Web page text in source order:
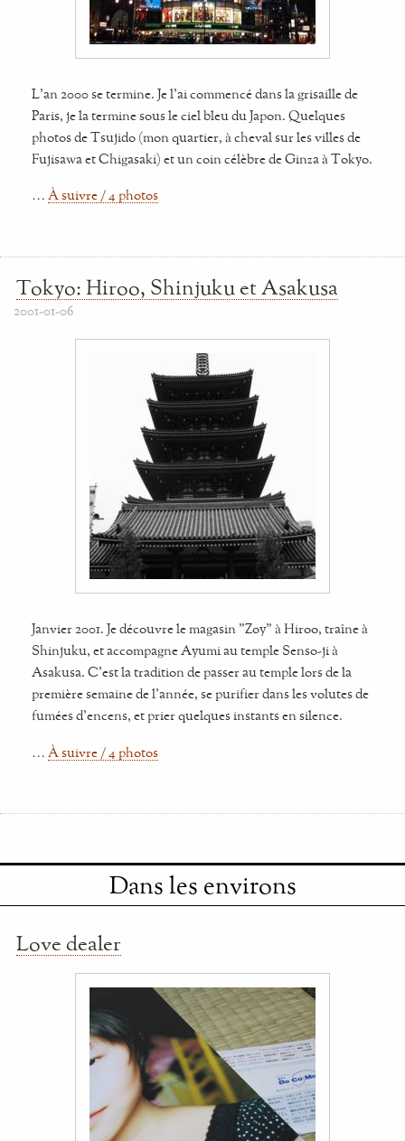
L'an 2000 se termine. Je l'ai commencé dans la grisaille de
Paris, je la termine sous le ciel bleu du Japon. Quelques
photos de Tsujido (mon quartier, à cheval sur les villes de
Fujisawa et Chigasaki) et un coin célèbre de Ginza à Tokyo.
… À suivre / 4 photos
Tokyo: Hiroo, Shinjuku et Asakusa
2001-01-06
Janvier 2001. Je découvre le magasin "Zoy" à Hiroo, traîne à
Shinjuku, et accompagne Ayumi au temple Senso-ji à
Asakusa. C'est la tradition de passer au temple lors de la
première semaine de l'année, se purifier dans les volutes de
fumées d'encens, et prier quelques instants en silence.
… À suivre / 4 photos
Dans les environs
Love dealer